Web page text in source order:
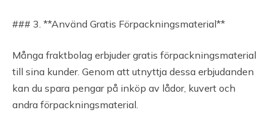
### 3. **Använd Gratis Förpackningsmaterial**
Många fraktbolag erbjuder gratis förpackningsmaterial
till sina kunder. Genom att utnyttja dessa erbjudanden
kan du spara pengar på inköp av lådor, kuvert och
andra förpackningsmaterial.